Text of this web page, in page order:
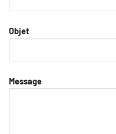
Objet
Message